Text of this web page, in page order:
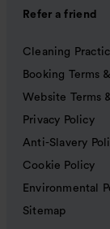
Refer a friend
Cleaning
Booking Terms
Website Terms
Privacy Policy
Anti-Slavery
Cookie Policy
Environmental
Sitemap